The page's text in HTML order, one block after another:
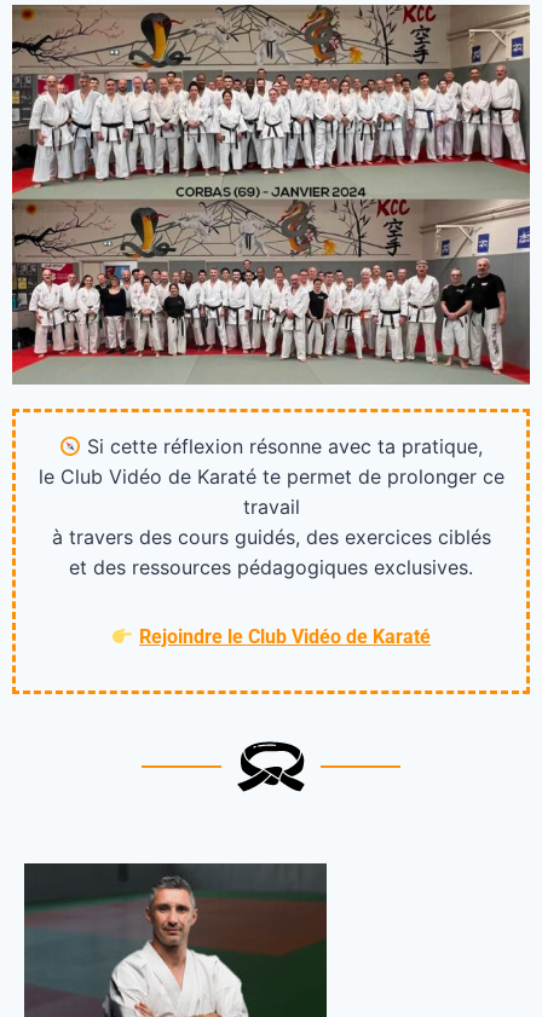
Si cette réflexion résonne avec ta pratique,
le Club Vidéo de Karaté te permet de prolonger ce
travail
à travers des cours guidés, des exercices ciblés
et des ressources pédagogiques exclusives.
Rejoindre le Club Vidéo de Karaté